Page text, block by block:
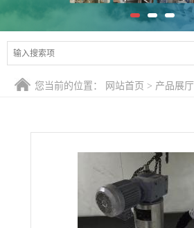
产品展厅
证书荣誉
联系方式
您当前的位置： 网站首页 > 产品展厅